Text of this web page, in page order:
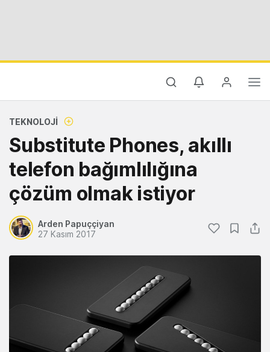
TEKNOLOJI
Substitute Phones, akıllı
telefon bağımlılığına
çözüm olmak istiyor
Arden Papuççiyan
27 Kasım 2017